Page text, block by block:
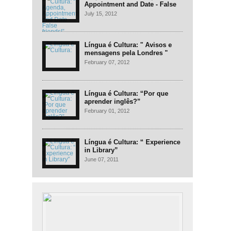
Appointment and Date - False
friends!”
July 15, 2012
Língua é Cultura: " Avisos e
mensagens pela Londres "
February 07, 2012
Língua é Cultura: “Por que
aprender inglês?”
February 01, 2012
Língua é Cultura: “ Experience
in Library”
June 07, 2011